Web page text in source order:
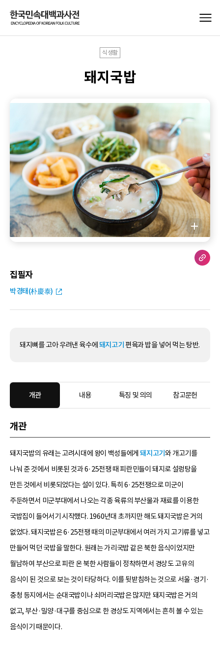
식생활
돼지국밥
집필자
박경태(朴慶泰)
돼지뼈를 고아 우려낸 육수에 돼지고기 편육과 밥을 넣어 먹는 탕반.
개관 내용 특징 및 의의 참고문헌
개관
돼지국밥의 유래는 고려시대에 왕이 백성들에게돼지고기 와 개고기를
나눠 준 것에서 비롯된 것과 6·25전쟁 때 피란민들이 돼지로 설렁탕을
만든 것에서 비롯되었다는 설이 있다. 특히 6·25전쟁으로 미군이
주둔하면서 미군부대에서 나오는 각종 육류의 부산물과 재료를 이용한
국밥집이 들어서기 시작했다. 1960년대 초까지만 해도 돼지국밥은 거의
없었다. 돼지국밥은 6·25전쟁 때의 미군부대에서 여러 가지 고기류를 넣고
만들어 먹던 국밥을 말한다. 원래는 가리국밥 같은 북한 음식이었지만
월남하여 부산으로 피란 온 북한 사람들이 정착하면서 경상도 고유의
음식이 된 것으로 보는 것이 타당하다. 이를 뒷받침하는 것으로 서울·경기·
충청 등지에서는 순대국밥이나 쇠머리국밥은 많지만 돼지국밥은 거의
없고, 부산·밀양·대구를 중심으로 한 경상도 지역에서는 흔히 볼 수 있는
음식이기 때문이다.